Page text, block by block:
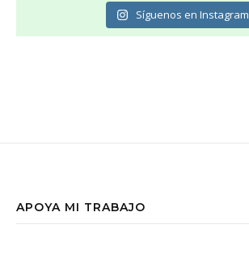
Síguenos en Instagram
APOYA MI TRABAJO